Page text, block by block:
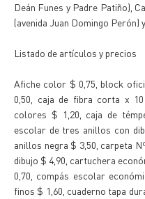
Deán Funes y Padre Patiño),
(avenida Juan Domingo Perón)
Listado de artículos y precios
Afiche color $ 0,75, block
0,50, caja de fibra corta x
colores $ 1,20, caja de
escolar de tres anillos con
anillos negra $ 3,50, carpeta
dibujo $ 4,90, cartuchera
0,70, compás escolar
finos $ 1,60, cuaderno tapa